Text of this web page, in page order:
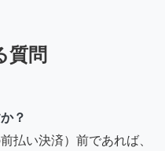
質問
？
払い決済）前であれば、